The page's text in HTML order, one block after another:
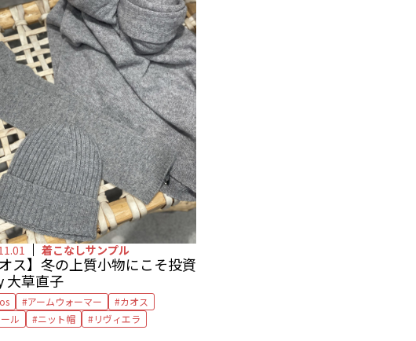
着こなしサンプル
オス】冬の上質小物にこそ投資
大草直子
アームウォーマー
カオス
ル
ニット帽 リヴィエラ